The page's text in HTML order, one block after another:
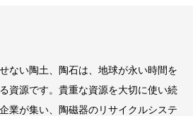
ない陶土、陶石は、地球が永い時間を
資源です。貴重な資源を大切に使い続
業が集い、陶磁器のリサイクルシステ